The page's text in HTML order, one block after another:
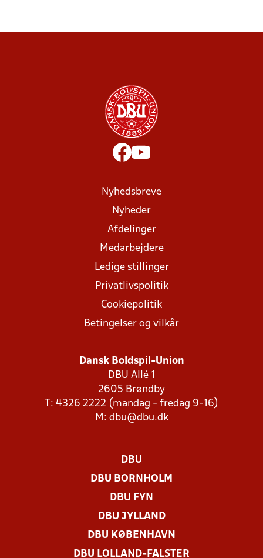
Nyhedsbreve
Nyheder
Afdelinger
Medarbejdere
Ledige stillinger
Privatlivspolitik
Cookiepolitik
Betingelser og vilkår
Dansk Boldspil-Union
DBU Allé 1
2605 Brøndby
T: 4326 2222 (mandag - fredag 9-16)
M: dbu@dbu.dk
DBU
DBU BORNHOLM
DBU FYN
DBU JYLLAND
DBU KØBENHAVN
DBU LOLLAND-FALSTER